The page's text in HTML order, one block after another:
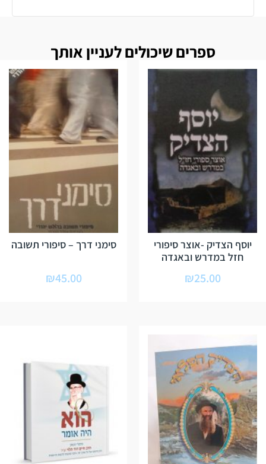
ספרים שיכולים לעניין אותך
יוסף הצדיק -אוצר סיפורי
חזל במדרש ובאגדה
₪25.00
סימני דרך – סיפורי תשובה
₪45.00